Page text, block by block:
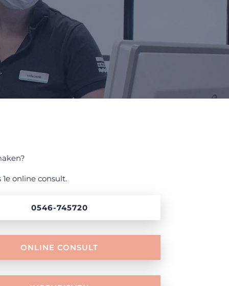
online consult.
0546-745720
ONLINE CONSULT